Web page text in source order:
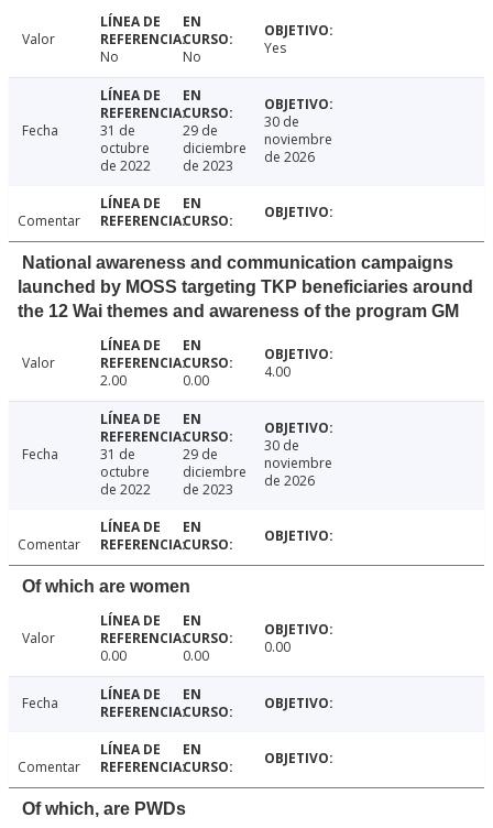
Valor
No
No Yes
Fecha
31 de
octubre
de 2022
29 de
diciembre
de 2023
30 de
noviembre
de 2026
Comentar
National awareness and communication campaigns
launched by MOSS targeting TKP beneficiaries around
the 12 Wai themes and awareness of the program GM
Valor
2.00
0.00 4.00
Fecha
31 de
octubre
de 2022
29 de
diciembre
de 2023
30 de
noviembre
de 2026
Comentar
Of which are women
Valor
0.00
0.00 0.00
Fecha
Comentar
Of which, are PWDs